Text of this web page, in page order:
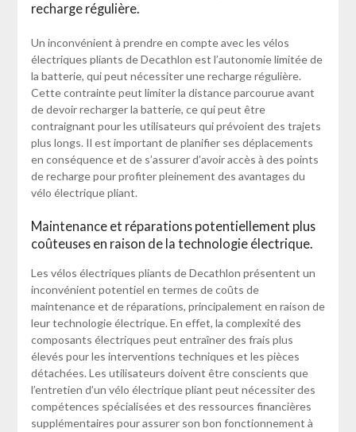
recharge régulière.
Un inconvénient à prendre en compte avec les vélos
électriques pliants de Decathlon est l’autonomie limitée de
la batterie, qui peut nécessiter une recharge régulière.
Cette contrainte peut limiter la distance parcourue avant
de devoir recharger la batterie, ce qui peut être
contraignant pour les utilisateurs qui prévoient des trajets
plus longs. Il est important de planifier ses déplacements
en conséquence et de s’assurer d’avoir accès à des points
de recharge pour profiter pleinement des avantages du
vélo électrique pliant.
Maintenance et réparations potentiellement plus
coûteuses en raison de la technologie électrique.
Les vélos électriques pliants de Decathlon présentent un
inconvénient potentiel en termes de coûts de
maintenance et de réparations, principalement en raison de
leur technologie électrique. En effet, la complexité des
composants électriques peut entraîner des frais plus
élevés pour les interventions techniques et les pièces
détachées. Les utilisateurs doivent être conscients que
l’entretien d’un vélo électrique pliant peut nécessiter des
compétences spécialisées et des ressources financières
supplémentaires pour assurer son bon fonctionnement à